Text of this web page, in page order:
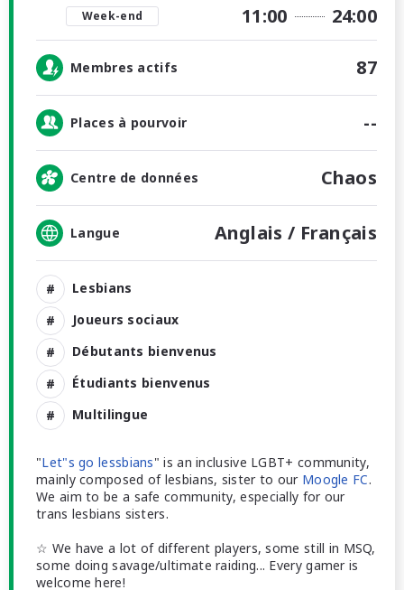
Week-end 11:00 24:00
Membres actifs 87
Places à pourvoir --
Centre de données Chaos
Langue Anglais / Français
Lesbians
Joueurs sociaux
Débutants bienvenus
Étudiants bienvenus
Multilingue
"Let"s go lessbians" is an inclusive LGBT+ community,
mainly composed of lesbians, sister to our Moogle FC.
We aim to be a safe community, especially for our
trans lesbians sisters.
☆ We have a lot of different players, some still in MSQ,
some doing savage/ultimate raiding... Every gamer is
welcome here!